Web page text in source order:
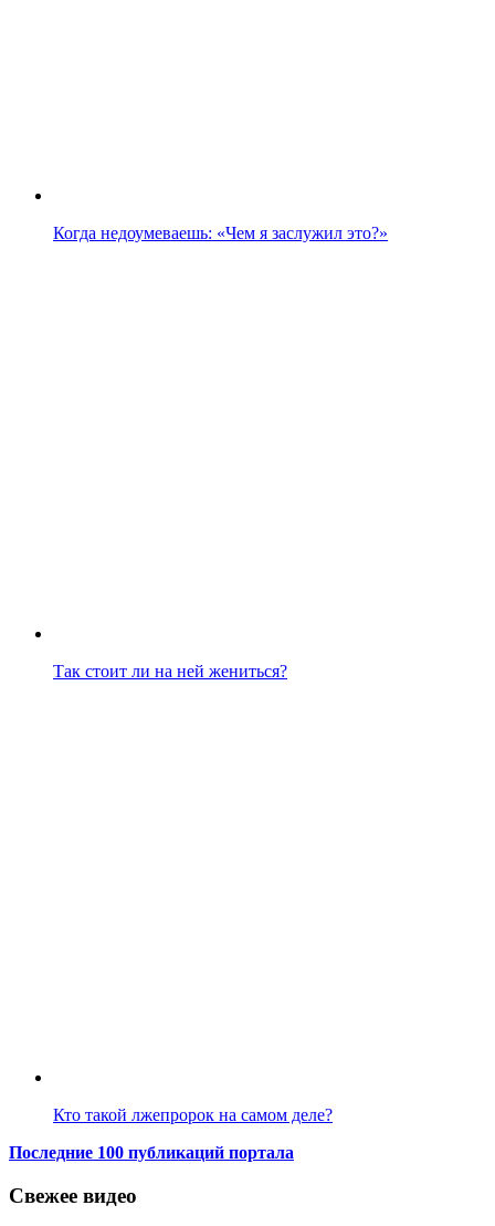
Когда недоумеваешь: «Чем я заслужил это?»
Так стоит ли на ней жениться?
Кто такой лжепророк на самом деле?
Последние 100 публикаций портала
Свежее видео